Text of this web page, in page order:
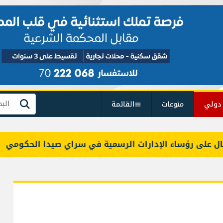
منوعات القائمة بحث
رؤساء الإدارات الرسمية في سراي صيدا الحكومي